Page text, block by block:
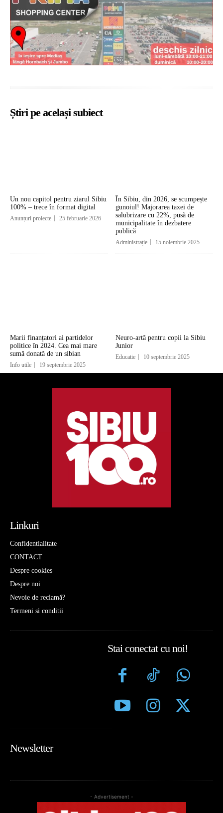
Știri pe același subiect
Un nou capitol pentru ziarul Sibiu
100% – trece în format digital
Anunțuri proiecte 25 februarie 2026
În Sibiu, din 2026, se scumpește
gunoiul! Majorarea taxei de
salubrizare cu 22%, pusă de
municipalitate în dezbatere
publică
Administrație 15 noiembrie 2025
Marii finanțatori ai partidelor
politice în 2024. Cea mai mare
sumă donată de un sibian
Info utile 19 septembrie 2025
Neuro-artă pentru copii la Sibiu
Junior
Educatie 10 septembrie 2025
Linkuri
Confidentialitate
CONTACT
Despre cookies
Despre noi
Nevoie de reclamă?
Termeni si conditii
Stai conectat cu noi!
Newsletter
- Advertisement -